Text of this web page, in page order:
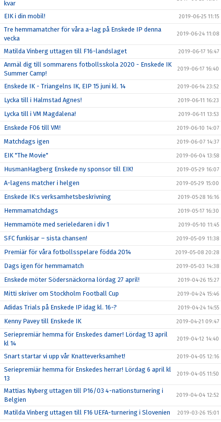
kvar
EIK i din mobil! 2019-06-25 11:15
Tre hemmamatcher för våra a-lag på Enskede IP denna
vecka
2019-06-24 11:08
Matilda Vinberg uttagen till F16-landslaget 2019-06-17 16:47
Anmäl dig till sommarens fotbollsskola 2020 - Enskede IK
Summer Camp!
2019-06-17 16:40
Enskede IK - Triangelns IK, EIP 15 juni kl. 14 2019-06-14 23:52
Lycka till i Halmstad Agnes! 2019-06-11 16:23
Lycka till i VM Magdalena! 2019-06-11 13:53
Enskede F06 till VM! 2019-06-10 14:07
Matchdags igen 2019-06-07 14:37
EIK "The Movie" 2019-06-04 13:58
HusmanHagberg Enskede ny sponsor till EIK! 2019-05-29 16:07
A-lagens matcher i helgen 2019-05-29 15:00
Enskede IK:s verksamhetsbeskrivning 2019-05-28 16:16
Hemmamatchdags 2019-05-17 16:30
Hemmamöte med serieledaren i div 1 2019-05-10 11:45
SFC funkisar – sista chansen! 2019-05-09 11:38
Premiär för våra fotbollsspelare födda 2014 2019-05-08 20:28
Dags igen för hemmamatch 2019-05-03 14:38
Enskede möter Södersnäckorna lördag 27 april! 2019-04-26 15:27
Mitti skriver om Stockholm Football Cup 2019-04-24 15:46
Adidas Trials på Enskede IP idag kl. 16-? 2019-04-24 14:55
Kenny Pavey till Enskede IK 2019-04-21 09:47
Seriepremiär hemma för Enskedes damer! Lördag 13 april
kl 14
2019-04-12 14:40
Snart startar vi upp vår Knatteverksamhet! 2019-04-05 12:16
Seriepremiär hemma för Enskedes herrar! Lördag 6 april kl
13
2019-04-05 11:50
Mattias Nyberg uttagen till P16/03 4-nationsturnering i
Belgien
2019-04-04 12:52
Matilda Vinberg uttagen till F16 UEFA-turnering i Slovenien 2019-03-26 15:01